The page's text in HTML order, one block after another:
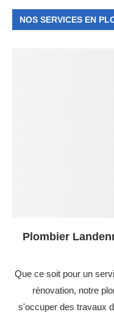
NOS SERVICES EN
Plombier
Que ce soit pour un
rénovation, notre
s'occuper des travaux